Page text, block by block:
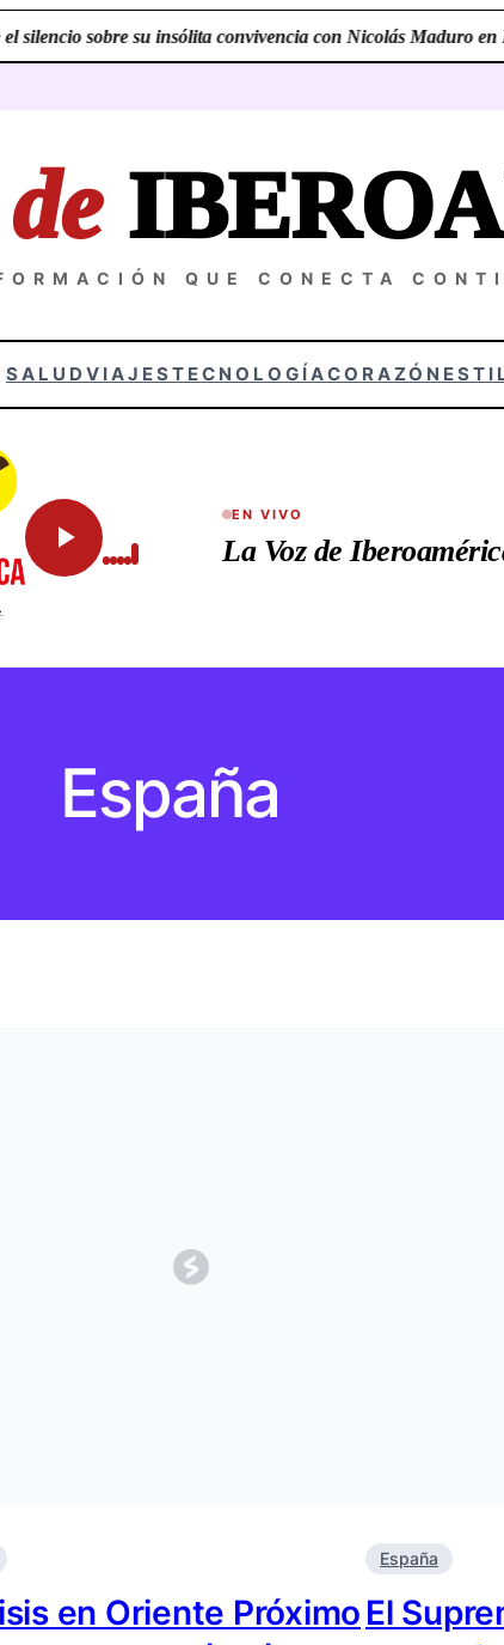
sobre su insólita convivencia con Nicolás Maduro en
de
QUE CONECTA
SALUDVIAJESTECNOLOGÍACORAZÓN
EN VIVO
La Voz de
España
en Oriente Próximo
España
El